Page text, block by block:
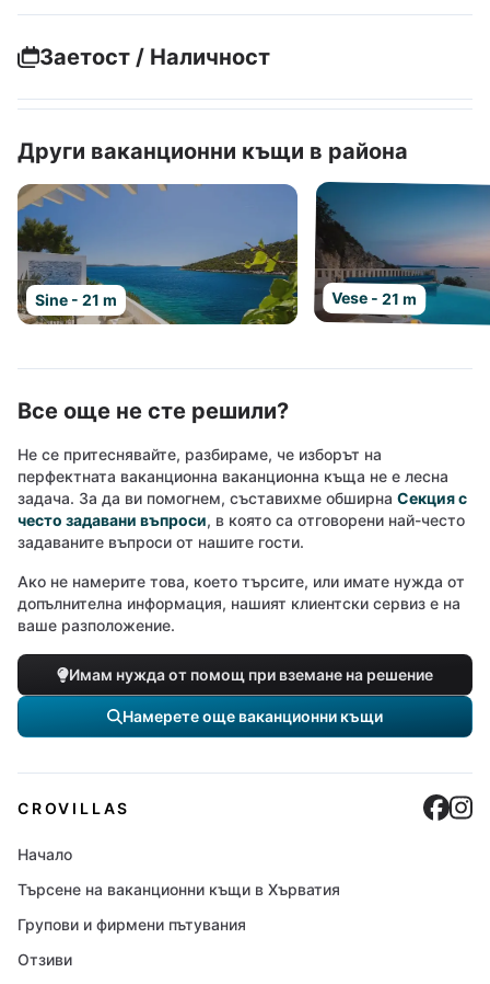
Заетост / Наличност
Други ваканционни къщи в района
Sine - 21 m Vese - 21 m
Все още не сте решили?
Не се притеснявайте, разбираме, че изборът на
перфектната ваканционна ваканционна къща не е лесна
задача. За да ви помогнем, съставихме обширна Секция с
често задавани въпроси, в която са отговорени най-често
задаваните въпроси от нашите гости.
Ако не намерите това, което търсите, или имате нужда от
допълнителна информация, нашият клиентски сервиз е на
ваше разположение.
Имам нужда от помощ при вземане на решение
Намерете още ваканционни къщи
CROVILLAS
Начало
Търсене на ваканционни къщи в Хърватия
Групови и фирмени пътувания
Отзиви